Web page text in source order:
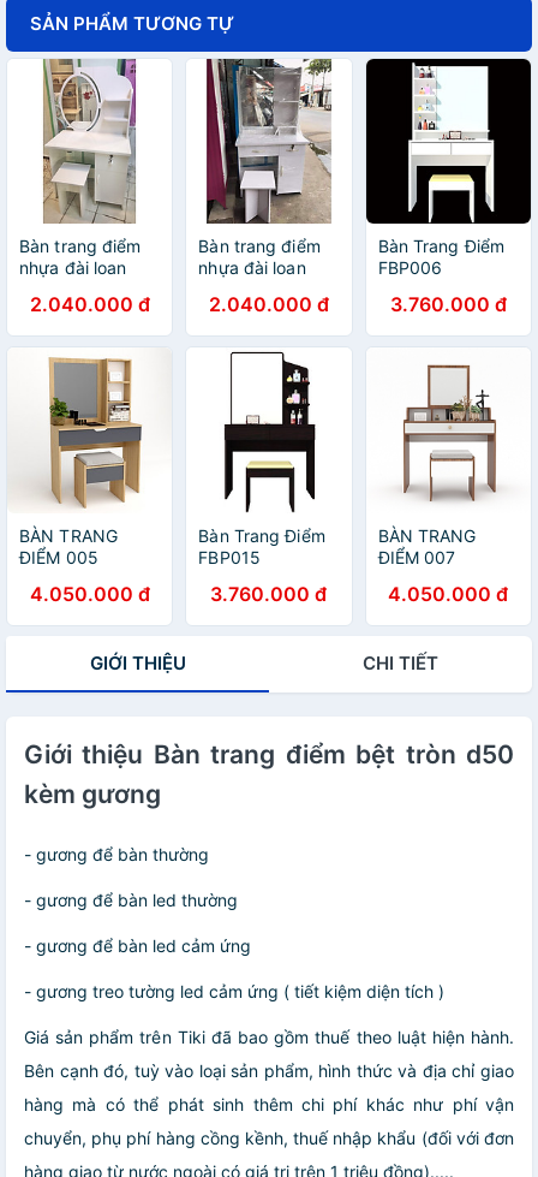
SẢN PHẨM TƯƠNG TỰ
Bàn trang điểm
nhựa đài loan
tròn
2.040.000 đ
Bàn trang điểm
nhựa đài loan
2.040.000 đ
Bàn Trang Điểm
FBP006
3.760.000 đ
BÀN TRANG
ĐIỂM 005
4.050.000 đ
Bàn Trang Điểm
FBP015
3.760.000 đ
BÀN TRANG
ĐIỂM 007
4.050.000 đ
GIỚI THIỆU CHI TIẾT
Giới thiệu Bàn trang điểm bệt tròn d50
kèm gương
- gương để bàn thường
- gương để bàn led thường
- gương để bàn led cảm ứng
- gương treo tường led cảm ứng ( tiết kiệm diện tích )
Giá sản phẩm trên Tiki đã bao gồm thuế theo luật hiện hành.
Bên cạnh đó, tuỳ vào loại sản phẩm, hình thức và địa chỉ giao
hàng mà có thể phát sinh thêm chi phí khác như phí vận
chuyển, phụ phí hàng cồng kềnh, thuế nhập khẩu (đối với đơn
hàng giao từ nước ngoài có giá trị trên 1 triệu đồng).....